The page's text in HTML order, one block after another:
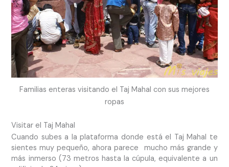
Familias enteras visitando el Taj Mahal con sus mejores
ropas
Visitar el Taj Mahal
Cuando subes a la plataforma donde está el Taj Mahal te
sientes muy pequeño, ahora parece mucho más grande y
más inmerso (73 metros hasta la cúpula, equivalente a un